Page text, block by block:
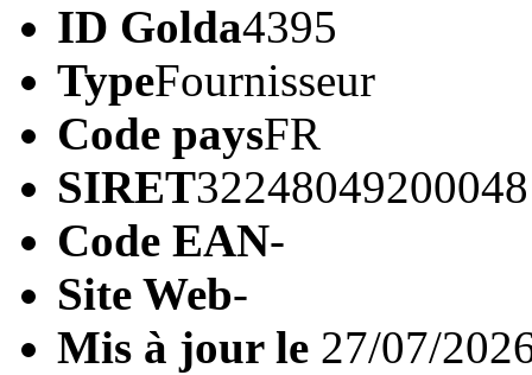
ID Golda4395
TypeFournisseur
Code paysFR
SIRET32248049200048
Code EAN-
Site Web-
Mis à jour le 27/07/